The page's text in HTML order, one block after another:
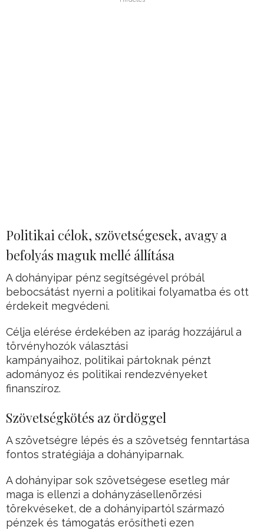
Politikai célok, szövetségesek, avagy a
befolyás maguk mellé állítása
A dohányipar pénz segítségével próbál
bebocsátást nyerni a politikai folyamatba és ott
érdekeit megvédeni.
Célja elérése érdekében az iparág hozzájárul a
törvényhozók választási
kampányaihoz, politikai pártoknak pénzt
adományoz és politikai rendezvényeket
finanszíroz.
Szövetségkötés az ördöggel
A szövetségre lépés és a szövetség fenntartása
fontos stratégiája a dohányiparnak.
A dohányipar sok szövetségese esetleg már
maga is ellenzi a dohányzásellenõrzési
törekvéseket, de a dohányipartól származó
pénzek és támogatás erősítheti ezen